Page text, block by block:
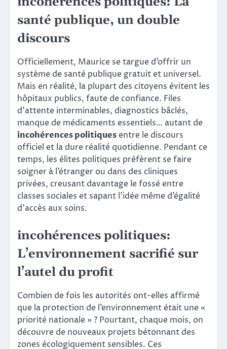
santé publique, un double
discours
Officiellement, Maurice se targue d’offrir un
système de santé publique gratuit et universel.
Mais en réalité, la plupart des citoyens évitent les
hôpitaux publics, faute de confiance. Files
d’attente interminables, diagnostics bâclés,
manque de médicaments essentiels… autant de
incohérences politiques entre le discours
officiel et la dure réalité quotidienne. Pendant ce
temps, les élites politiques préfèrent se faire
soigner à l’étranger ou dans des cliniques
privées, creusant davantage le fossé entre
classes sociales et sapant l’idée même d’égalité
d’accès aux soins.
incohérences politiques:
L’environnement sacrifié sur
l’autel du profit
Combien de fois les autorités ont-elles affirmé
que la protection de l’environnement était une «
priorité nationale » ? Pourtant, chaque mois, on
découvre de nouveaux projets bétonnant des
zones écologiquement sensibles. Ces